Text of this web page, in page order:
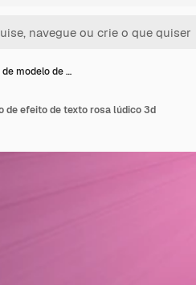
de modelo de …
de efeito de texto rosa lúdico 3d